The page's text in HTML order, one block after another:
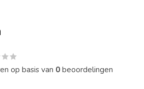
op basis van 0beoordelingen